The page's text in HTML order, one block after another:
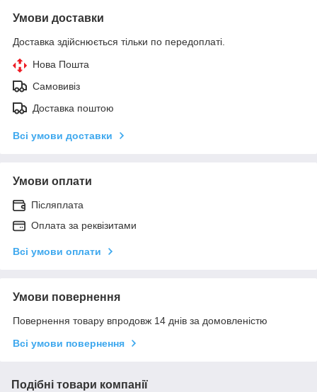
Умови доставки
Доставка здійснюється тільки по передоплаті.
Нова Пошта
Самовивіз
Доставка поштою
Всі умови доставки
Умови оплати
Післяплата
Оплата за реквізитами
Всі умови оплати
Умови повернення
Повернення товару впродовж 14 днів за домовленістю
Всі умови повернення
Подібні товари компанії